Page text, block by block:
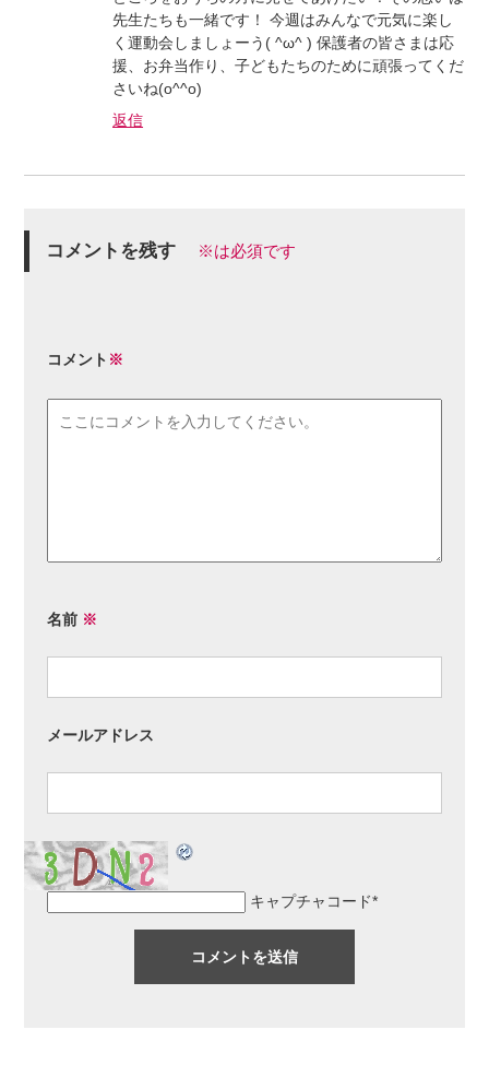
先生たちも一緒です！ 今週はみんなで元気に楽し
く運動会しましょーう( ^ω^ ) 保護者の皆さまは応
援、お弁当作り、子どもたちのために頑張ってくだ
さいね(o^^o)
返信
コメントを残す ※は必須です
コメント ※
名前 ※
メールアドレス
キャプチャコード*